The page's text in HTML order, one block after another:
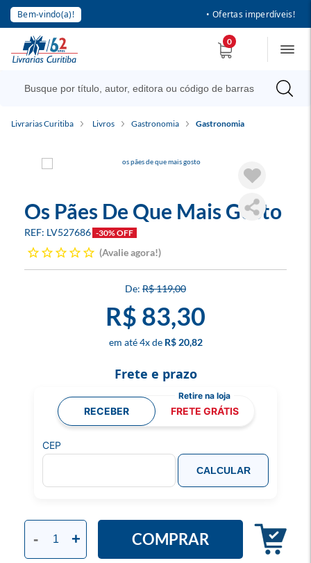
Bem-vindo(a)! • Ofertas imperdíveis!
0
Livrarias Curitiba Livros Gastronomia Gastronomia
Os Pães De Que Mais Gosto
LV527686 -30% OFF
Avalie agora!
R$ 119,00
R$ 83,30
4x R$ 20,82
- + COMPRAR
Frete e prazo
RECEBER FRETE GRÁTIS
CEP
CALCULAR